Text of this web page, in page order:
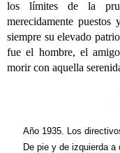
los límites de la
merecidamente
siempre su elevado
fue el hombre, el
morir con aquella
Año 1935. Los
De pie y de izquierda a